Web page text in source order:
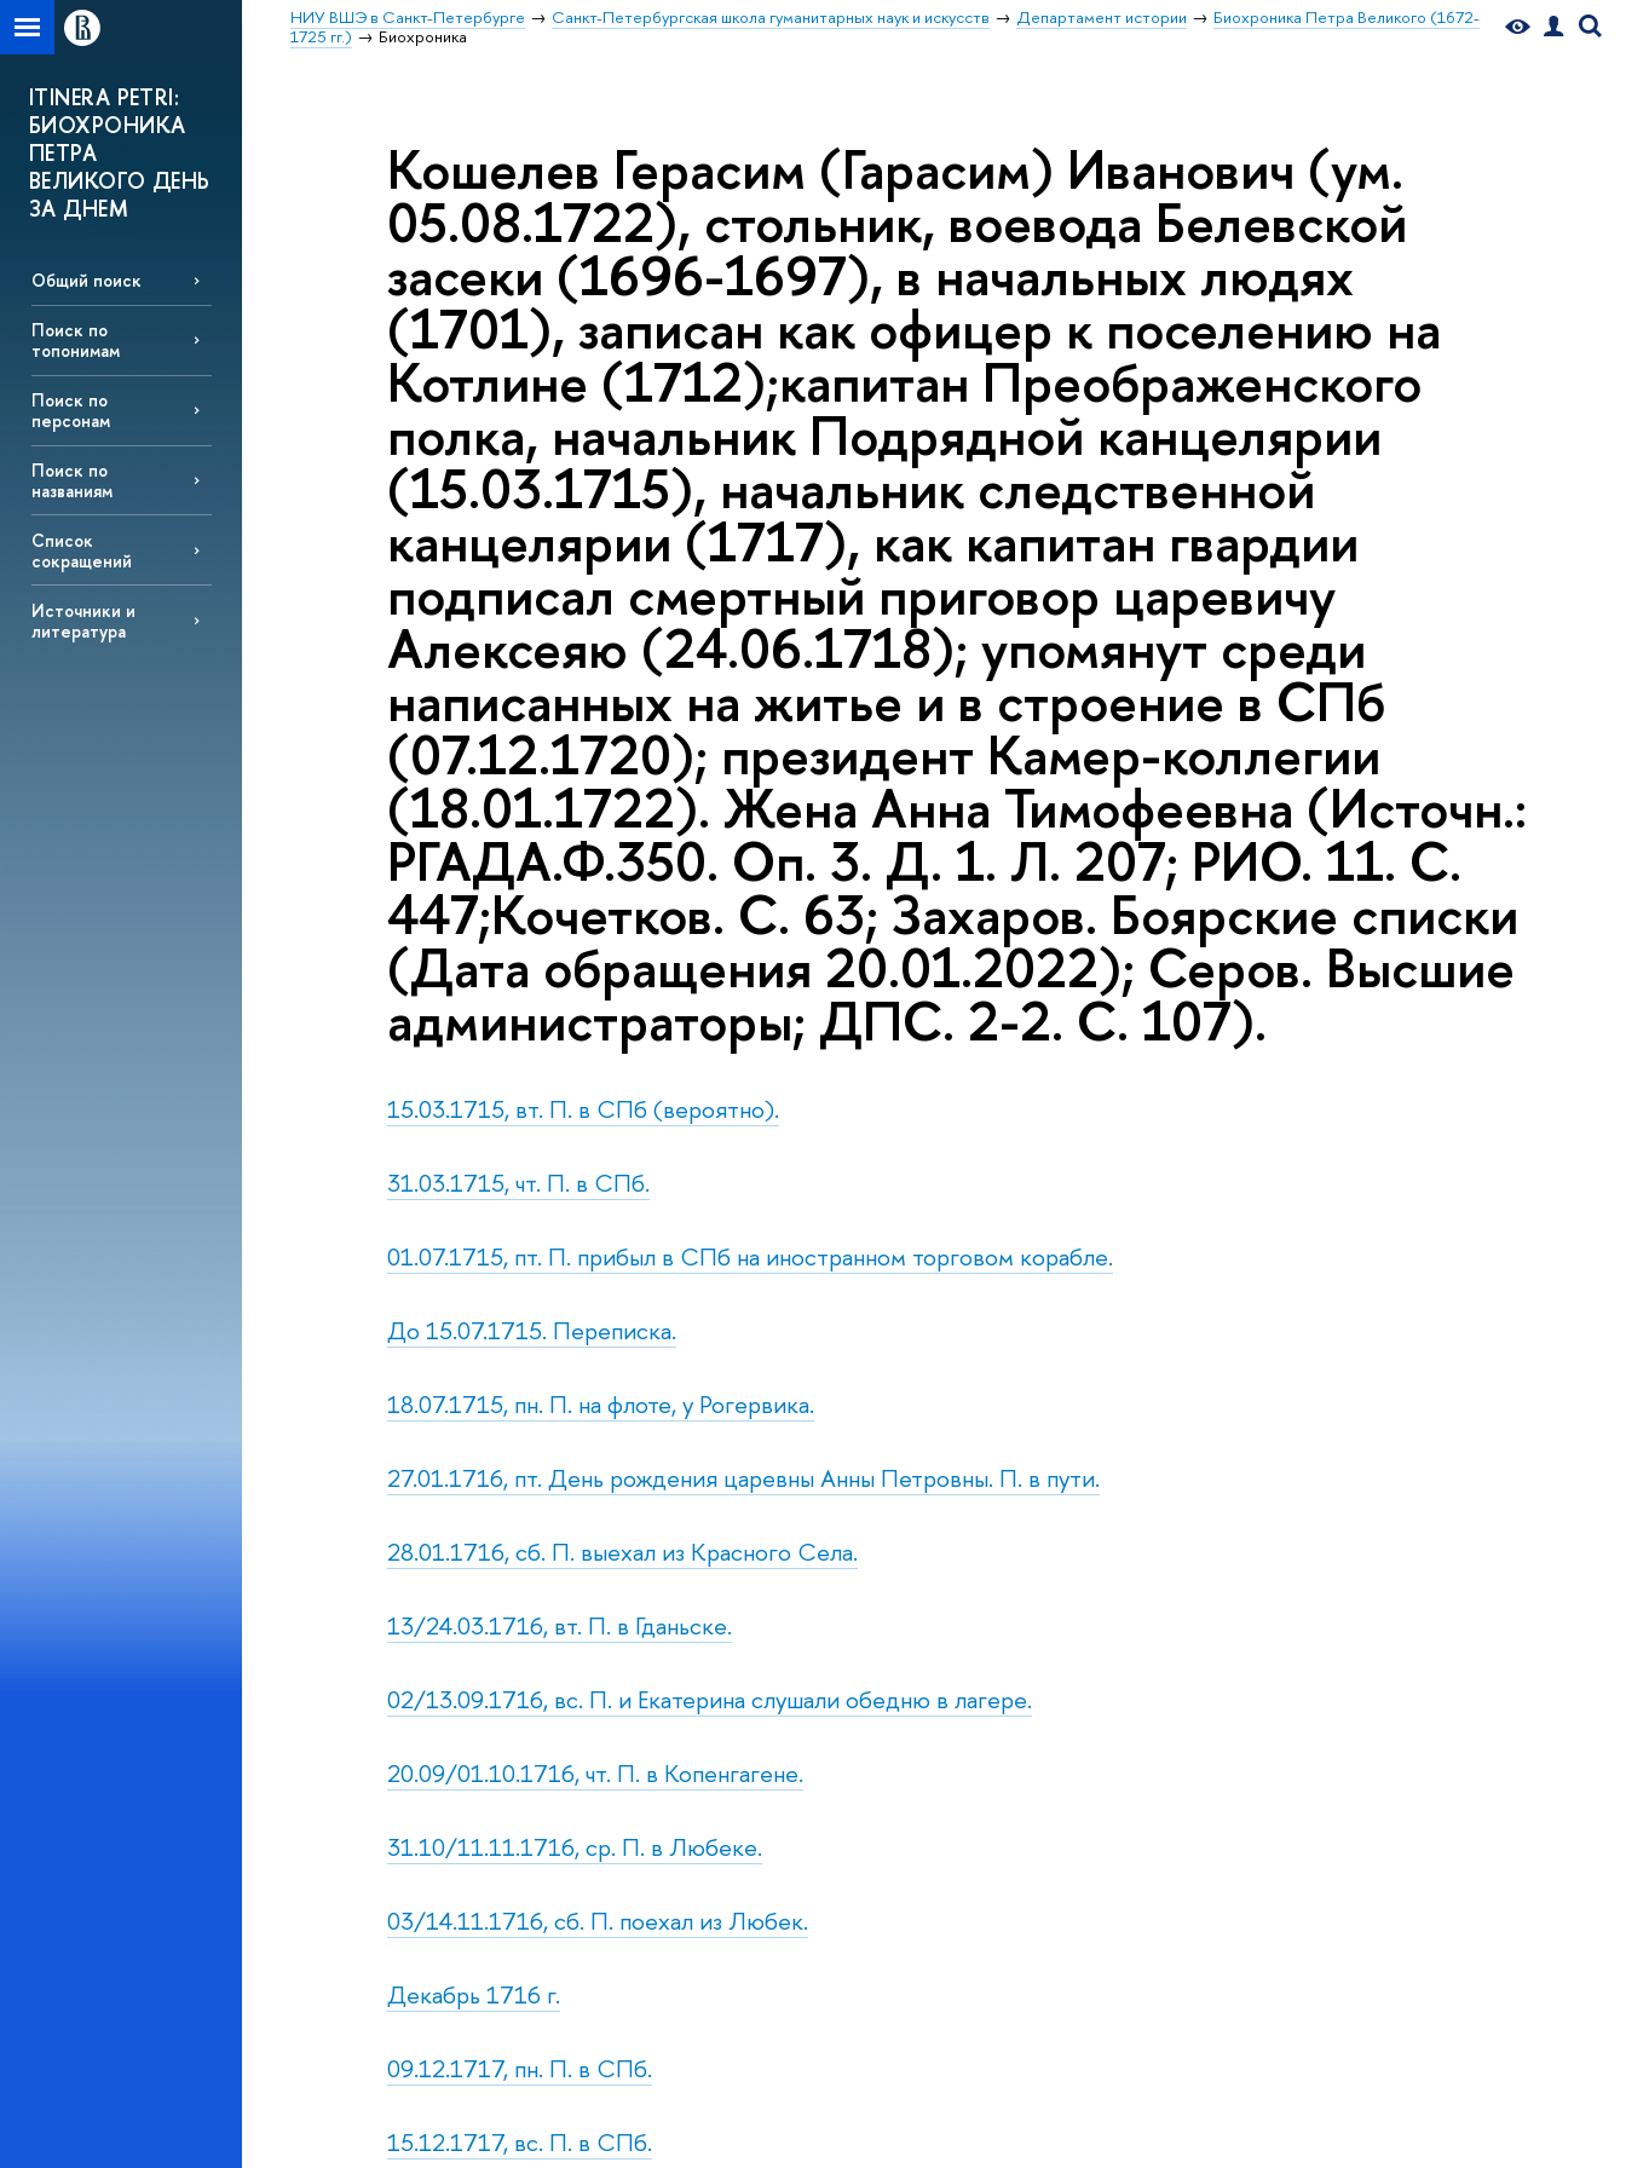
НИУ ВШЭ в Санкт-Петербурге Санкт-Петербургская школа гуманитарных наук и искусств Департамент истории
Биохроника Петра Великого (1672-
1725 гг.)
Биохроника
ITINERA PETRI:
БИОХРОНИКА
ПЕТРА
ВЕЛИКОГО ДЕНЬ
ЗА ДНЕМ
Общий поиск
Поиск по
топонимам
Поиск по
персонам
Поиск по
названиям
Список
сокращений
Источники и
литература
Кошелев Герасим (Гарасим) Иванович (ум.
05.08.1722), стольник, воевода Белевской
засеки (1696-1697), в начальных людях
(1701), записан как офицер к поселению на
Котлине (1712);капитан Преображенского
полка, начальник Подрядной канцелярии
(15.03.1715), начальник следственной
канцелярии (1717), как капитан гвардии
подписал смертный приговор царевичу
Алексеяю (24.06.1718); упомянут среди
написанных на житье и в строение в СПб
(07.12.1720); президент Камер-коллегии
(18.01.1722). Жена Анна Тимофеевна (Источн.:
РГАДА.Ф.350. Оп. 3. Д. 1. Л. 207; РИО. 11. С.
447;Кочетков. С. 63; Захаров. Боярские списки
(Дата обращения 20.01.2022); Серов. Высшие
администраторы; ДПС. 2-2. С. 107).
15.03.1715, вт. П. в СПб (вероятно).
31.03.1715, чт. П. в СПб.
01.07.1715, пт. П. прибыл в СПб на иностранном торговом корабле.
До 15.07.1715. Переписка.
18.07.1715, пн. П. на флоте, у Рогервика.
27.01.1716, пт. День рождения царевны Анны Петровны. П. в пути.
28.01.1716, сб. П. выехал из Красного Села.
13/24.03.1716, вт. П. в Гданьске.
02/13.09.1716, вс. П. и Екатерина слушали обедню в лагере.
20.09/01.10.1716, чт. П. в Копенгагене.
31.10/11.11.1716, ср. П. в Любеке.
03/14.11.1716, сб. П. поехал из Любек.
Декабрь 1716 г.
09.12.1717, пн. П. в СПб.
15.12.1717, вс. П. в СПб.